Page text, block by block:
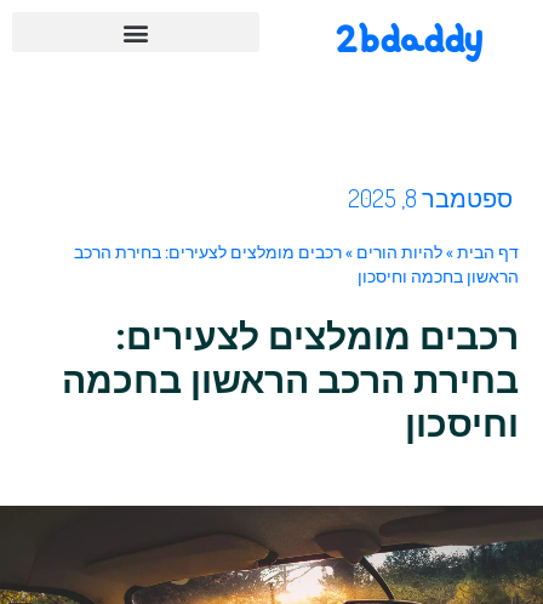
2bdaddy
ספטמבר 8, 2025
דף הבית»להיות הורים»רכבים מומלצים לצעירים: בחירת הרכב
הראשון בחכמה וחיסכון
רכבים מומלצים לצעירים:
בחירת הרכב הראשון בחכמה
וחיסכון